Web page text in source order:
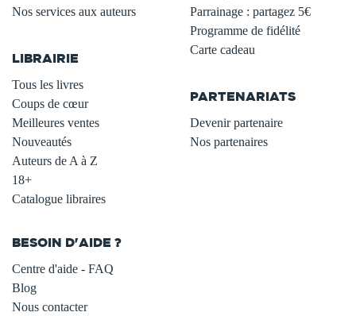
Nos services aux auteurs
LIBRAIRIE
Tous les livres
Coups de cœur
Meilleures ventes
Nouveautés
Auteurs de A à Z
18+
Catalogue libraires
Parrainage : partagez 5€
Programme de fidélité
Carte cadeau
PARTENARIATS
Devenir partenaire
Nos partenaires
BESOIN D'AIDE ?
Centre d'aide - FAQ
Blog
Nous contacter